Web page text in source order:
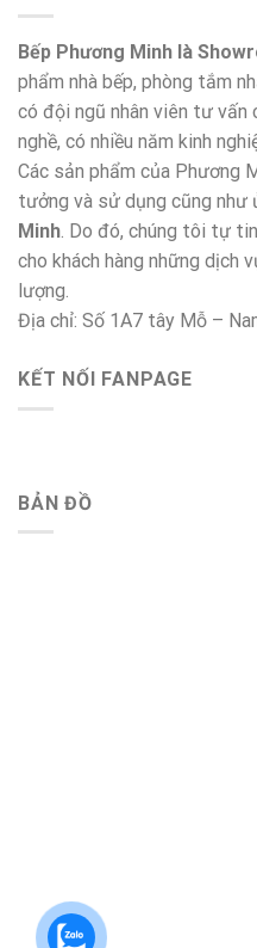
Bếp Phương Minh là
phẩm nhà bếp, phòng tắm
có đội ngũ nhân viên tư
nghề, có nhiều năm kinh
Các sản phẩm của Phương
tưởng và sử dụng cũng như
Minh. Do đó, chúng tôi tự
cho khách hàng những dịch
lượng.
Địa chỉ: Số 1A7 tây Mỗ –
KẾT NỐI FANPAGE
BẢN ĐỒ